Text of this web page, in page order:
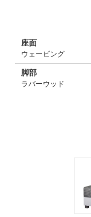
座面
ウェービング
脚部
ラバーウッド